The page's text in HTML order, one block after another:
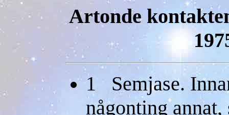
Artonde
1 Semjase.
någonting